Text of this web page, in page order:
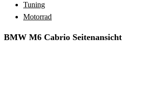
Tuning
Motorrad
BMW M6 Cabrio Seitenansicht